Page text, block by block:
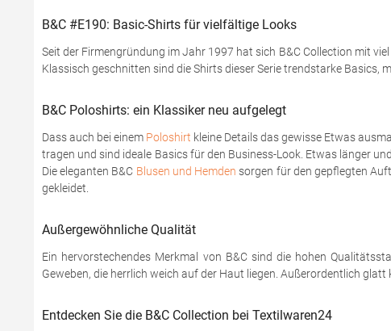
B&C #E190: Basic-Shirts für vielfältige Looks
Seit der Firmengründung im Jahr 1997 hat sich B&C Collection mit
Klassisch geschnitten sind die Shirts dieser Serie trendstarke Basics,
B&C Poloshirts: ein Klassiker neu aufgelegt
Dass auch bei einem Poloshirt kleine Details das gewisse Etwas
tragen und sind ideale Basics für den Business-Look. Etwas länger
Die eleganten B&C Blusen und Hemden sorgen für den gepflegten
gekleidet.
Außergewöhnliche Qualität
Ein hervorstechendes Merkmal von B&C sind die hohen
Geweben, die herrlich weich auf der Haut liegen. Außerordentlich
Entdecken Sie die B&C Collection bei Textilwaren24